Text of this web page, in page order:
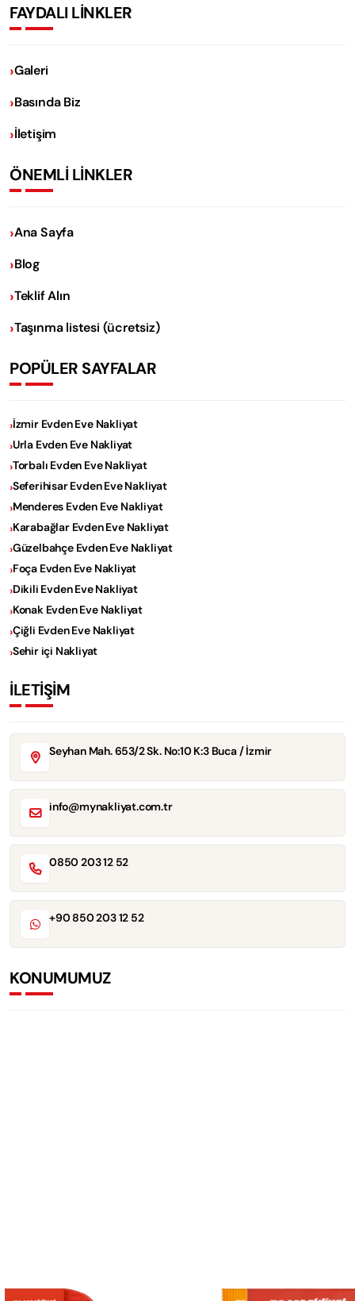
FAYDALI LİNKLER
Galeri
Basında Biz
İletişim
ÖNEMLİ LİNKLER
Ana Sayfa
Blog
Teklif Alın
Taşınma listesi (ücretsiz)
POPÜLER SAYFALAR
İzmir Evden Eve Nakliyat
Urla Evden Eve Nakliyat
Torbalı Evden Eve Nakliyat
Seferihisar Evden Eve Nakliyat
Menderes Evden Eve Nakliyat
Karabağlar Evden Eve Nakliyat
Güzelbahçe Evden Eve Nakliyat
Foça Evden Eve Nakliyat
Dikili Evden Eve Nakliyat
Konak Evden Eve Nakliyat
Çiğli Evden Eve Nakliyat
Sehir içi Nakliyat
İLETİŞİM
Seyhan Mah. 653/2 Sk. No:10 K:3 Buca / İzmir
info@mynakliyat.com.tr
0850 203 12 52
+90 850 203 12 52
KONUMUMUZ